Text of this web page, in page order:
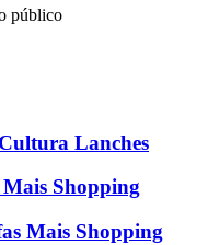
público
Lanches
Mais Shopping
Mais Shopping